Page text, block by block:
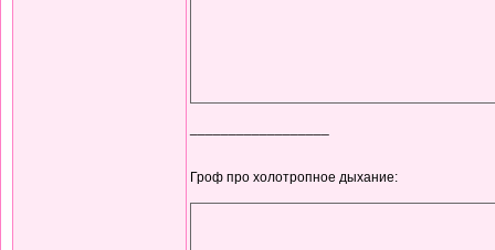
Гроф про холотропное дыхание: